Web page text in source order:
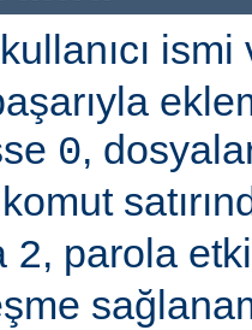
0,
2, parola